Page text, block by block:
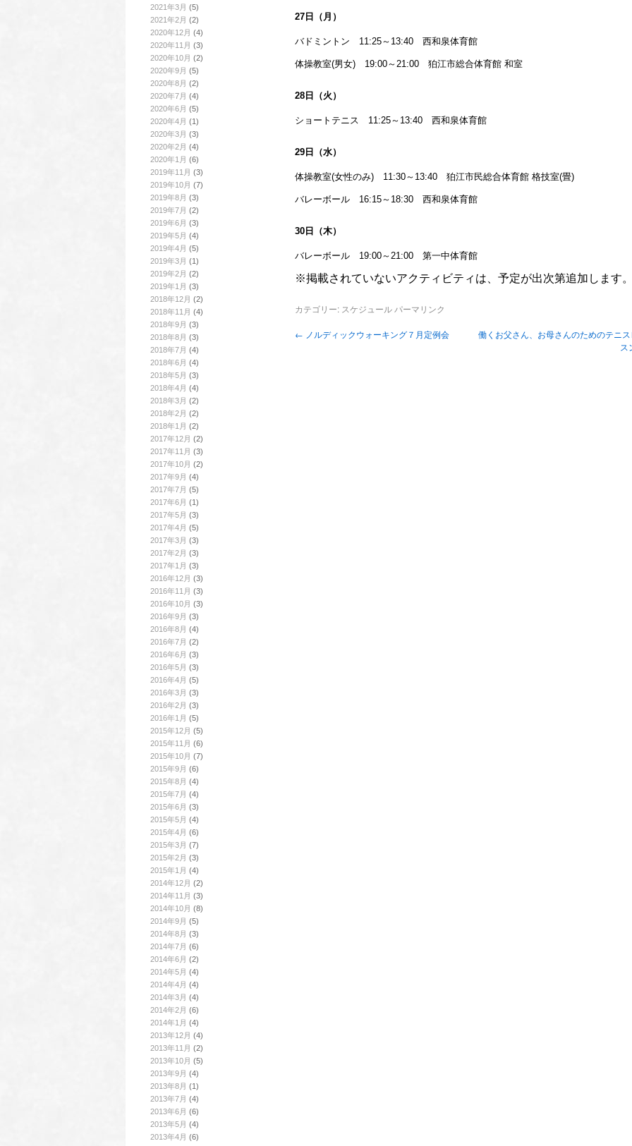
2021年3月 (5)
2021年2月 (2)
2020年12月 (4)
2020年11月 (3)
2020年10月 (2)
2020年9月 (5)
2020年8月 (2)
2020年7月 (4)
2020年6月 (5)
2020年4月 (1)
2020年3月 (3)
2020年2月 (4)
2020年1月 (6)
2019年11月 (3)
2019年10月 (7)
2019年8月 (3)
2019年7月 (2)
2019年6月 (3)
2019年5月 (4)
2019年4月 (5)
2019年3月 (1)
2019年2月 (2)
2019年1月 (3)
2018年12月 (2)
2018年11月 (4)
2018年9月 (3)
2018年8月 (3)
2018年7月 (4)
2018年6月 (4)
2018年5月 (3)
2018年4月 (4)
2018年3月 (2)
2018年2月 (2)
2018年1月 (2)
2017年12月 (2)
2017年11月 (3)
2017年10月 (2)
2017年9月 (4)
2017年7月 (5)
2017年6月 (1)
2017年5月 (3)
2017年4月 (5)
2017年3月 (3)
2017年2月 (3)
2017年1月 (3)
2016年12月 (3)
2016年11月 (3)
2016年10月 (3)
2016年9月 (3)
2016年8月 (4)
2016年7月 (2)
2016年6月 (3)
2016年5月 (3)
2016年4月 (5)
2016年3月 (3)
2016年2月 (3)
2016年1月 (5)
2015年12月 (5)
2015年11月 (6)
2015年10月 (7)
2015年9月 (6)
2015年8月 (4)
2015年7月 (4)
2015年6月 (3)
2015年5月 (4)
2015年4月 (6)
2015年3月 (7)
2015年2月 (3)
2015年1月 (4)
2014年12月 (2)
2014年11月 (3)
2014年10月 (8)
2014年9月 (5)
2014年8月 (3)
2014年7月 (6)
2014年6月 (2)
2014年5月 (4)
2014年4月 (4)
2014年3月 (4)
2014年2月 (6)
2014年1月 (4)
2013年12月 (4)
2013年11月 (2)
2013年10月 (5)
2013年9月 (4)
2013年8月 (1)
2013年7月 (4)
2013年6月 (6)
2013年5月 (4)
2013年4月 (6)
27日（月）
バドミントン 11:25～13:40 西和泉体育館
体操教室(男女) 19:00～21:00 狛江市総合体育館 和室
28日（火）
ショートテニス 11:25～13:40 西和泉体育館
29日（水）
体操教室(女性のみ) 11:30～13:40 狛江市民総合体育館 格技室(畳)
バレーボール 16:15～18:30 西和泉体育館
30日（木）
バレーボール 19:00～21:00 第一中体育館
※掲載されていないアクティビティは、予定が出次第追加します
カテゴリー: スケジュール パーマリンク
← ノルディックウォーキング７月定例会
働くお父さん、お母さんのためのテニ